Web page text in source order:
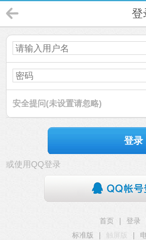
登
安全提问(未设置请忽略)
登录
或使用QQ登录
首页 登录
标准版
触屏版